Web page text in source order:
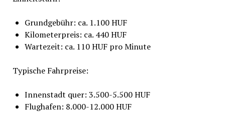
Grundgebühr: ca. 1.100 HUF
Kilometerpreis: ca. 440 HUF
Wartezeit: ca. 110 HUF pro Minute
Typische Fahrpreise:
Innenstadt quer: 3.500-5.500 HUF
Flughafen: 8.000-12.000 HUF